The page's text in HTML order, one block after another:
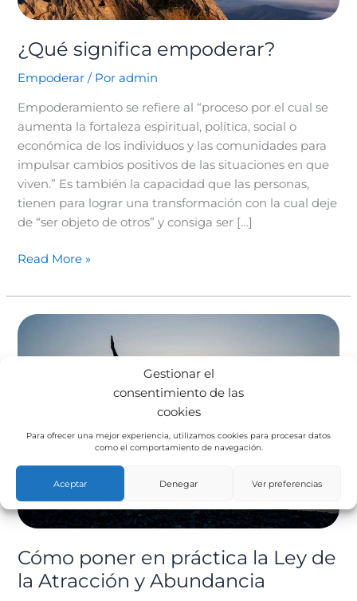
Gestionar el
consentimiento de las
cookies
Para ofrecer una mejor experiencia, utilizamos cookies para procesar datos
como el comportamiento de navegación.
Aceptar Denegar Ver preferencias
¿Qué significa empoderar?
Empoderar / Poradmin
Empoderamiento se refiere al “proceso por el cual se
aumenta la fortaleza espiritual, política, social o
económica de los individuos y las comunidades para
impulsar cambios positivos de las situaciones en que
viven.” Es también la capacidad que las personas,
tienen para lograr una transformación con la cual deje
de “ser objeto de otros” y consiga ser […]
Read More »
Cómo poner en práctica la Ley de
la Atracción y Abundancia
Cómo
en
de
Abundancia